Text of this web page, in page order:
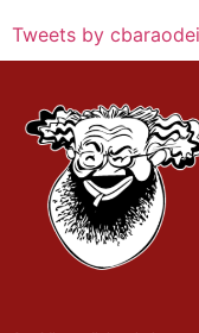
Tweets by